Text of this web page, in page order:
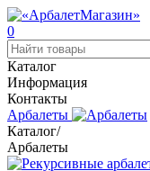
0
Каталог
Информация
Контакты
Арбалеты
Каталог/
Арбалеты